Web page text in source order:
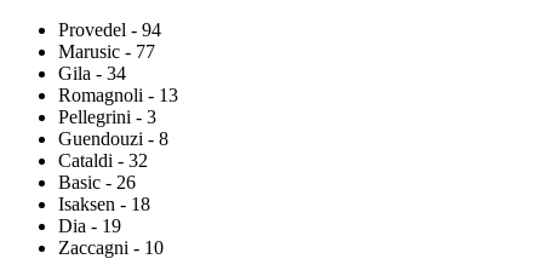
Provedel - 94
Marusic - 77
Gila - 34
Romagnoli - 13
Pellegrini - 3
Guendouzi - 8
Cataldi - 32
Basic - 26
Isaksen - 18
Dia - 19
Zaccagni - 10